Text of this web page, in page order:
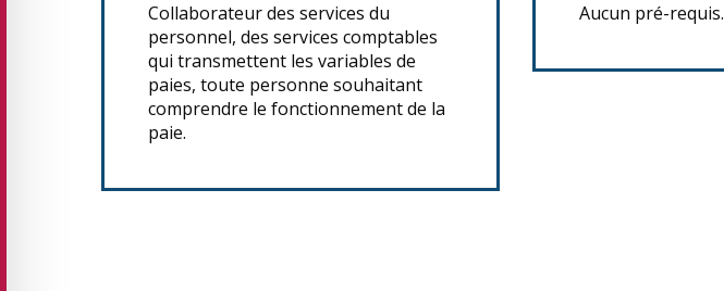
Collaborateur des services du
personnel, des services comptables
qui transmettent les variables de
paies, toute personne souhaitant
comprendre le fonctionnement de la
paie.
Aucun pré-requis.